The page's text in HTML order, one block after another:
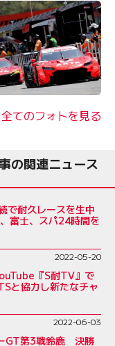
全てのフォトを見る
の関連ニュース
で耐久レースを生中
富士、スパ24時間を
2022-05-20
『S耐TV』で
と協力し新たなチャ
2022-06-03
GT第3戦鈴鹿 決勝